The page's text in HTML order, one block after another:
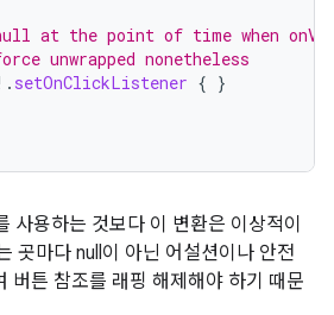
at the point of time when
unwrapped nonetheless
. setOnClickListener { }
사용하는 것보다 이 변환은 이상적이
곳마다 null이 아닌 어설션이나 안전
버튼 참조를 래핑 해제해야 하기 때문